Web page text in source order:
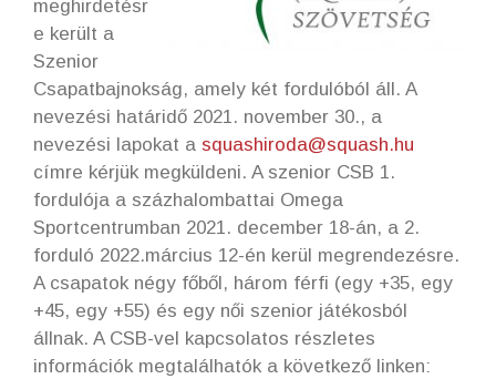
meghirdetésr
e került a
Szenior
Csapatbajnokság, amely két fordulóból áll. A
nevezési határidő 2021. november 30., a
nevezési lapokat a squashiroda@squash.hu
címre kérjük megküldeni. A szenior CSB 1.
fordulója a százhalombattai Omega
Sportcentrumban 2021. december 18-án, a 2.
forduló 2022.március 12-én kerül megrendezésre.
A csapatok négy főből, három férfi (egy +35, egy
+45, egy +55) és egy női szenior játékosból
állnak. A CSB-vel kapcsolatos részletes
információk megtalálhatók a következő linken: